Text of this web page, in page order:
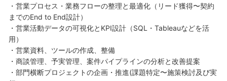
・営業プロセス・業務フローの整理と最適化（リード獲得〜契約
までのEnd to End設計）
・営業活動データの可視化とKPI設計（SQL・Tableauなどを活
用）
・営業資料、ツールの作成、整備
・商談管理、予実管理、案件パイプラインの分析と改善提案
・部門横断プロジェクトの企画・推進(課題特定〜施策検討及び実